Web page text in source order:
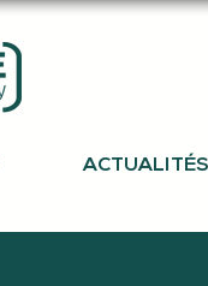
ACTUALITÉS